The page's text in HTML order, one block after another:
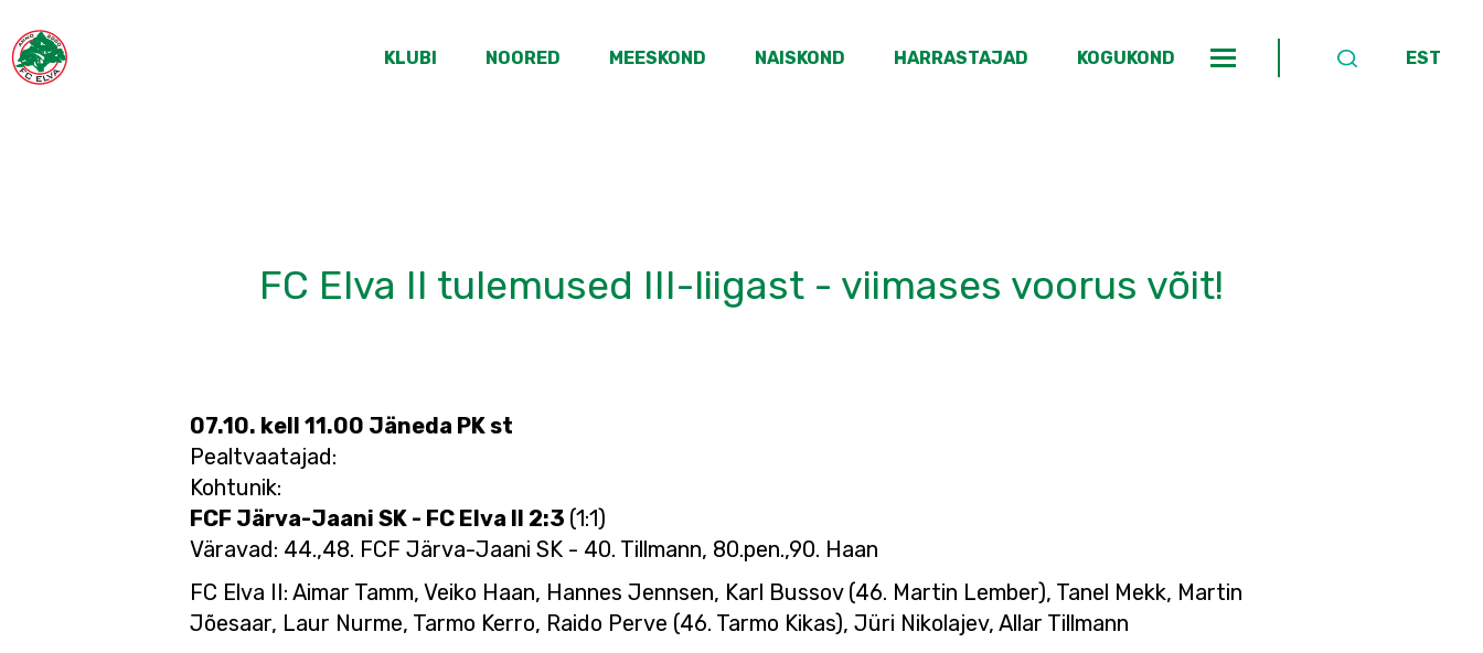
KLUBI NOORED MEESKOND NAISKOND HARRASTAJAD KOGUKOND EST
FC Elva II tulemused III-liigast - viimases voorus võit!
07.10. kell 11.00 Jäneda PK st
Pealtvaatajad:
Kohtunik:
FCF Järva-Jaani SK - FC Elva II 2:3 (1:1)
Väravad: 44.,48. FCF Järva-Jaani SK - 40. Tillmann, 80.pen.,90. Haan
FC Elva II: Aimar Tamm, Veiko Haan, Hannes Jennsen, Karl Bussov (46. Martin Lember), Tanel Mekk, Martin
Jõesaar, Laur Nurme, Tarmo Kerro, Raido Perve (46. Tarmo Kikas), Jüri Nikolajev, Allar Tillmann